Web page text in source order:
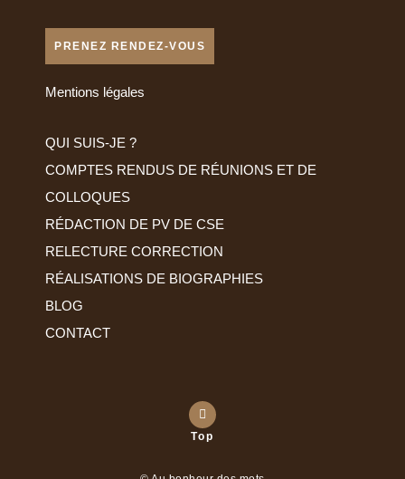
PRENEZ RENDEZ-VOUS
Mentions légales
QUI SUIS-JE ?
COMPTES RENDUS DE RÉUNIONS ET DE
COLLOQUES
RÉDACTION DE PV DE CSE
RELECTURE CORRECTION
RÉALISATIONS DE BIOGRAPHIES
BLOG
CONTACT
Top